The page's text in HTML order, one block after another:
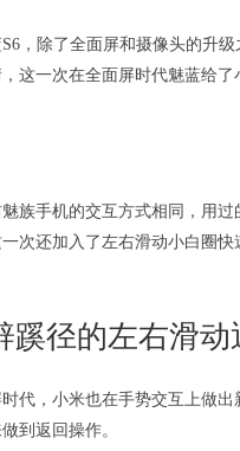
，除了全面屏和摄像头的升
这一次在全面屏时代魅蓝给了
族手机的交互方式相同，用
次还加入了左右滑动小白圈
蹊径的左右滑动
代，小米也在手势交互上做
到返回操作。